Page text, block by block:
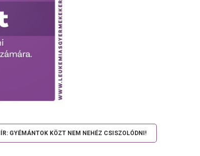
GYÉMÁNTOK KÖZT NEM NEHÉZ CSISZOLÓDNI!